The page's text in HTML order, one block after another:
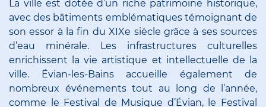
La ville est dotée d’un riche patrimoine historique,
avec des bâtiments emblématiques témoignant de
son essor à la fin du XIXe siècle grâce à ses sources
d’eau minérale. Les infrastructures culturelles
enrichissent la vie artistique et intellectuelle de la
ville. Évian-les-Bains accueille également de
nombreux événements tout au long de l’année,
comme le Festival de Musique d’Évian, le Festival